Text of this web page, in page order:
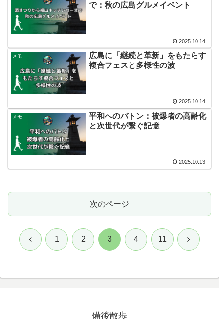
で：秋の広島グルメイベント
2025.10.14
メモ
広島に「継続と革新」をもたらす
複合フェスと多様性の波
2025.10.14
メモ
平和へのバトン：被爆者の高齢化
と次世代が繋ぐ記憶
2025.10.13
次のページ
前 1 2 3 4 11 次
備後散歩